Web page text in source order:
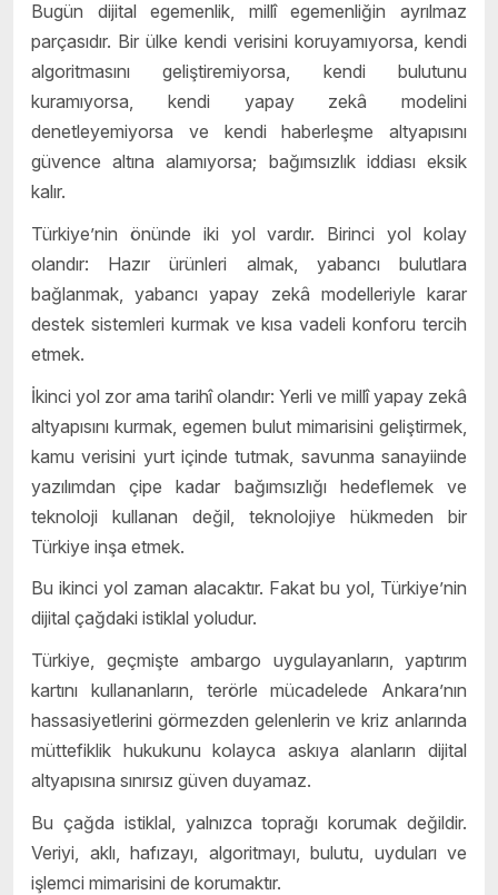
Bugün dijital egemenlik, millî egemenliğin ayrılmaz
parçasıdır. Bir ülke kendi verisini koruyamıyorsa, kendi
algoritmasını geliştiremiyorsa, kendi bulutunu
kuramıyorsa, kendi yapay zekâ modelini
denetleyemiyorsa ve kendi haberleşme altyapısını
güvence altına alamıyorsa; bağımsızlık iddiası eksik
kalır.
Türkiye’nin önünde iki yol vardır. Birinci yol kolay
olandır: Hazır ürünleri almak, yabancı bulutlara
bağlanmak, yabancı yapay zekâ modelleriyle karar
destek sistemleri kurmak ve kısa vadeli konforu tercih
etmek.
İkinci yol zor ama tarihî olandır: Yerli ve millî yapay zekâ
altyapısını kurmak, egemen bulut mimarisini geliştirmek,
kamu verisini yurt içinde tutmak, savunma sanayiinde
yazılımdan çipe kadar bağımsızlığı hedeflemek ve
teknoloji kullanan değil, teknolojiye hükmeden bir
Türkiye inşa etmek.
Bu ikinci yol zaman alacaktır. Fakat bu yol, Türkiye’nin
dijital çağdaki istiklal yoludur.
Türkiye, geçmişte ambargo uygulayanların, yaptırım
kartını kullananların, terörle mücadelede Ankara’nın
hassasiyetlerini görmezden gelenlerin ve kriz anlarında
müttefiklik hukukunu kolayca askıya alanların dijital
altyapısına sınırsız güven duyamaz.
Bu çağda istiklal, yalnızca toprağı korumak değildir.
Veriyi, aklı, hafızayı, algoritmayı, bulutu, uyduları ve
işlemci mimarisini de korumaktır.